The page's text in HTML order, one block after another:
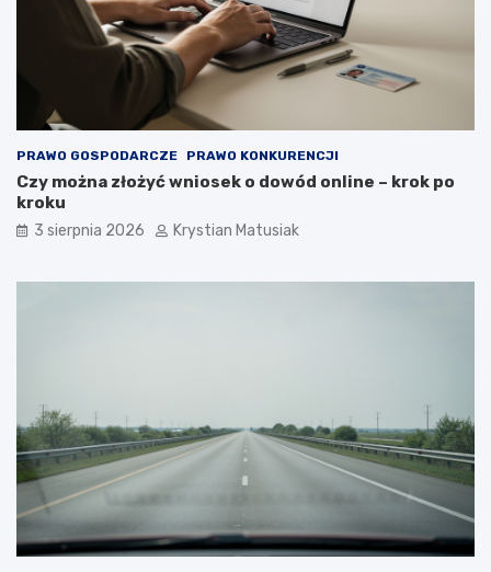
PRAWO GOSPODARCZE PRAWO KONKURENCJI
Czy można złożyć wniosek o dowód online – krok po
kroku
3 sierpnia 2026 Krystian Matusiak